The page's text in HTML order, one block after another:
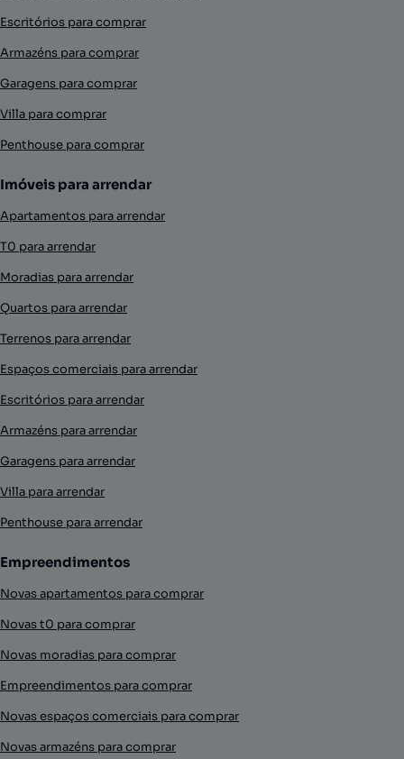
Escritórios para comprar
Armazéns para comprar
Garagens para comprar
Villa para comprar
Penthouse para comprar
Imóveis para arrendar
Apartamentos para arrendar
T0 para arrendar
Moradias para arrendar
Quartos para arrendar
Terrenos para arrendar
Espaços comerciais para arrendar
Escritórios para arrendar
Armazéns para arrendar
Garagens para arrendar
Villa para arrendar
Penthouse para arrendar
Empreendimentos
Novas apartamentos para comprar
Novas t0 para comprar
Novas moradias para comprar
Empreendimentos para comprar
Novas espaços comerciais para comprar
Novas armazéns para comprar